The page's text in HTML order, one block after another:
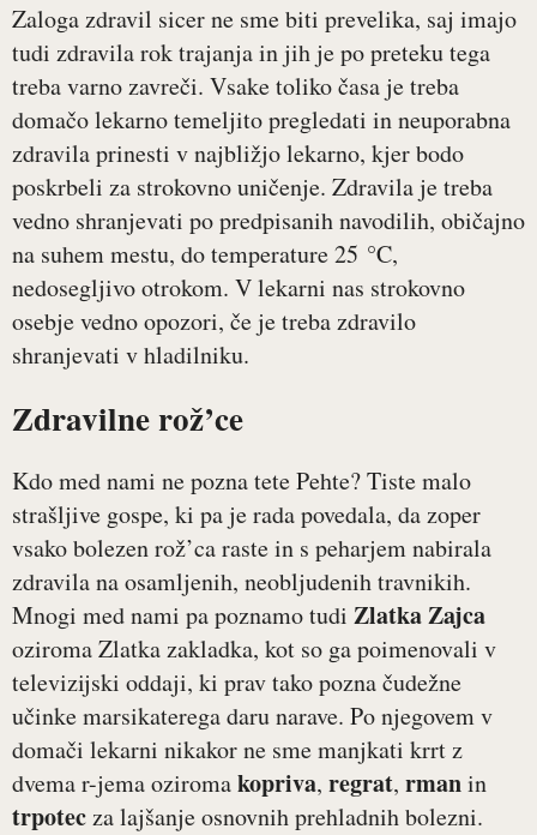
Zaloga zdravil sicer ne sme biti prevelika, saj imajo
tudi zdravila rok trajanja in jih je po preteku tega
treba varno zavreči. Vsake toliko časa je treba
domačo lekarno temeljito pregledati in neuporabna
zdravila prinesti v najbližjo lekarno, kjer bodo
poskrbeli za strokovno uničenje. Zdravila je treba
vedno shranjevati po predpisanih navodilih, običajno
na suhem mestu, do temperature 25 °C,
nedosegljivo otrokom. V lekarni nas strokovno
osebje vedno opozori, če je treba zdravilo
shranjevati v hladilniku.
Zdravilne rož’ce
Kdo med nami ne pozna tete Pehte? Tiste malo
strašljive gospe, ki pa je rada povedala, da zoper
vsako bolezen rož’ca raste in s peharjem nabirala
zdravila na osamljenih, neobljudenih travnikih.
Mnogi med nami pa poznamo tudi Zlatka Zajca
oziroma Zlatka zakladka, kot so ga poimenovali v
televizijski oddaji, ki prav tako pozna čudežne
učinke marsikaterega daru narave. Po njegovem v
domači lekarni nikakor ne sme manjkati krrt z
dvema r-jema oziromakopriva, regrat, rmanin
trpotecza lajšanje osnovnih prehladnih bolezni.